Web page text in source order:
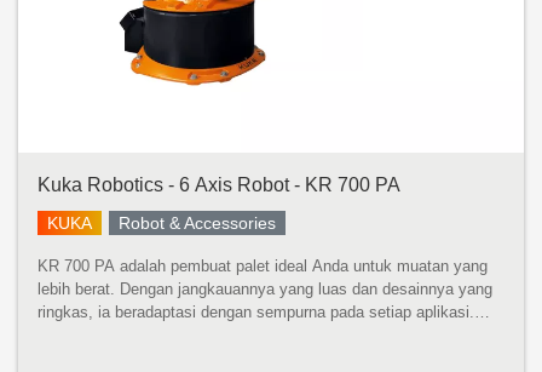
Kuka Robotics - 6 Axis Robot - KR 700 PA
KUKA Robot & Accessories
KR 700 PA adalah pembuat palet ideal Anda untuk muatan yang
lebih berat. Dengan jangkauannya yang luas dan desainnya yang
ringkas, ia beradaptasi dengan sempurna pada setiap aplikasi.